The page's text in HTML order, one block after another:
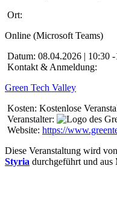
Ort:
Online (Microsoft Teams)
Datum: 08.04.2026 | 10:30
Kontakt & Anmeldung:
Green Tech Valley
Kosten: Kostenlose
Veranstalter:
Website: https://
Diese Veranstaltung wird von
Styria durchgeführt und